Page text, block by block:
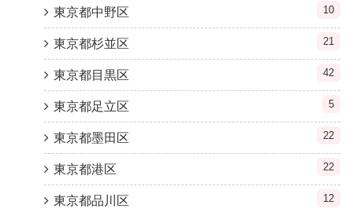
東京都中野区 10
東京都杉並区 21
東京都目黒区 42
東京都足立区 5
東京都墨田区 22
東京都港区 22
東京都品川区 12